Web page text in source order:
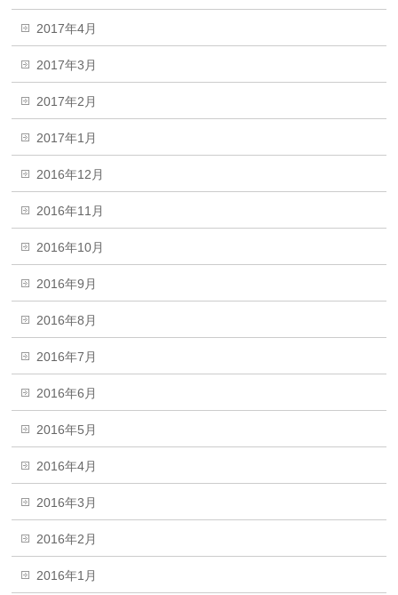
2017年4月
2017年3月
2017年2月
2017年1月
2016年12月
2016年11月
2016年10月
2016年9月
2016年8月
2016年7月
2016年6月
2016年5月
2016年4月
2016年3月
2016年2月
2016年1月